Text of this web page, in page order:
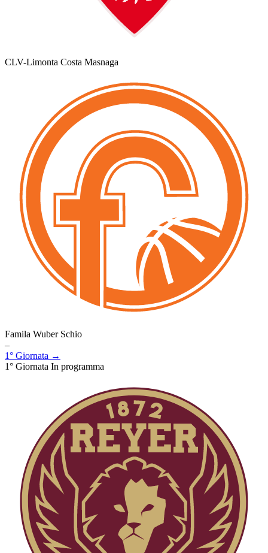
CLV-Limonta Costa Masnaga
Famila Wuber Schio
–
1° Giornata →
1° Giornata In programma